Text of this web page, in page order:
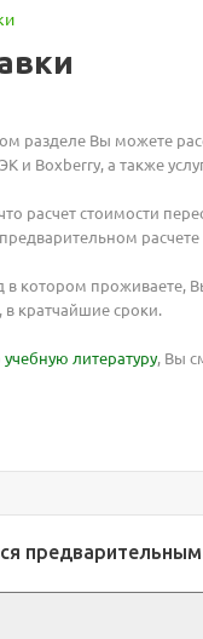
разделе Вы можете
и Boxberry, а также
расчет стоимости
котором проживаете,
в кратчайшие сроки.
учебную литературу, Вы